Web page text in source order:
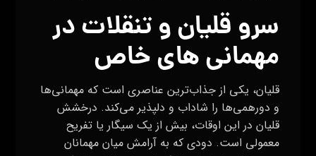
سرو قلیان و تنقلات در
مهمانی های خاص
قلیان، یکی از جذاب‌ترین عناصری است که مهمانی‌ها
و دورهمی‌ها را شاداب و دلپذیر می‌کند. درخشش
قلیان در این اوقات، بیش از یک سیگار یا تفریح
معمولی است. دودی که به آرامش میان مهمانان